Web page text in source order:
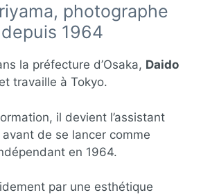
photographe
1964
la préfecture d’Osaka, Daido
travaille à Tokyo.
il devient l’assistant
avant de se lancer comme
en 1964.
par une esthétique